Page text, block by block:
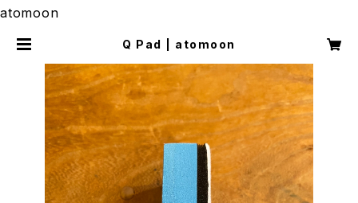
atomoon
Q Pad | atomoon